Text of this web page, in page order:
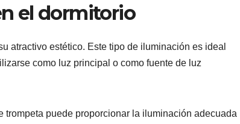
el dormitorio
atractivo estético. Este tipo de iluminación es ideal
como luz principal o como fuente de luz
trompeta puede proporcionar la iluminación adecuada